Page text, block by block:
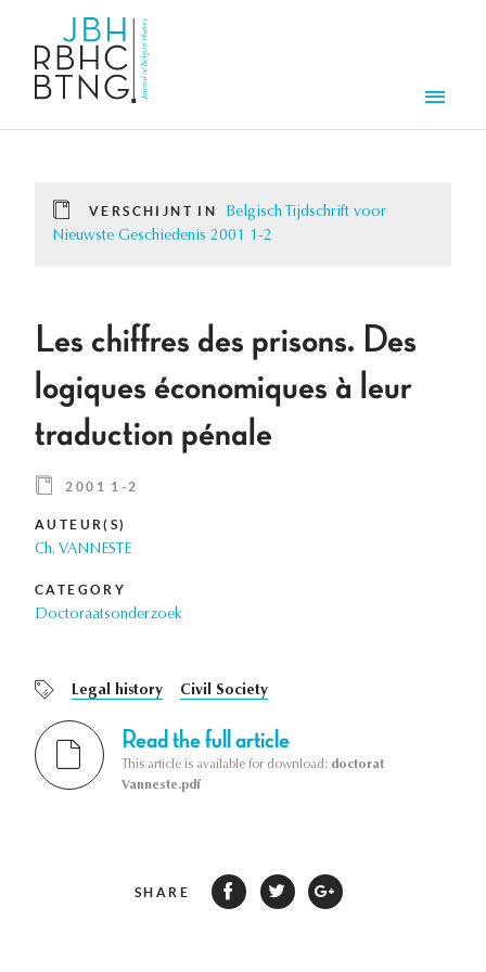
VERSCHIJNT IN
Belgisch Tijdschrift voor
Nieuwste Geschiedenis 2001 1-2
Les chiffres des prisons. Des
logiques économiques à leur
traduction pénale
2001 1-2
AUTEUR(S)
Ch. VANNESTE
CATEGORY
Doctoraatsonderzoek
Legal history Civil Society
Read the full article
This article is available for download: doctorat
Vanneste.pdf
SHARE